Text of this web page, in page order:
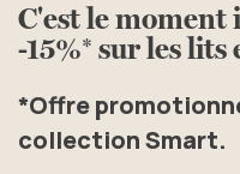
C'est le
-15%* sur les
*Offre
collection Smart.